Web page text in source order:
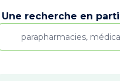
Une recherche en